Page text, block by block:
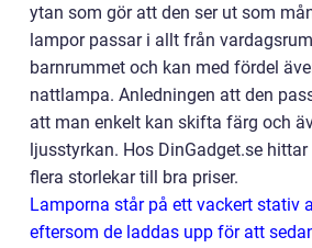
ytan som gör att den ser ut som
lampor passar i allt från
barnrummet och kan med fördel
nattlampa. Anledningen att den
att man enkelt kan skifta färg och
ljusstyrkan. Hos DinGadget.se
flera storlekar till bra priser.
Lamporna står på ett vackert stativ
eftersom de laddas upp för att